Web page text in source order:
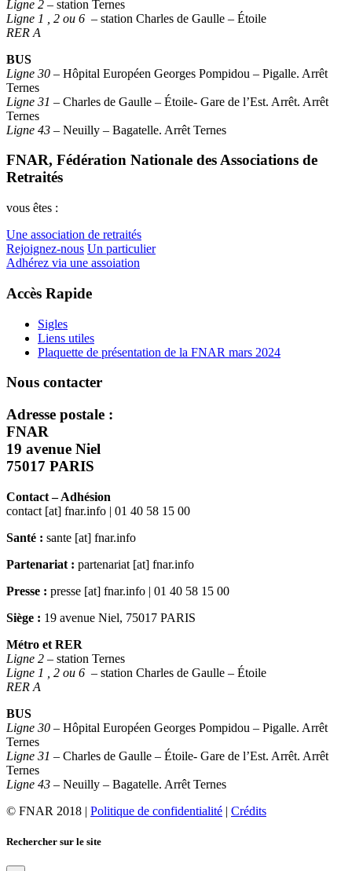
Ligne 2 – station Ternes
Ligne 1 , 2 ou 6 – station Charles de Gaulle – Étoile
RER A
BUS
Ligne 30 – Hôpital Européen Georges Pompidou – Pigalle. Arrêt
Ternes
Ligne 31 – Charles de Gaulle – Étoile- Gare de l’Est. Arrêt. Arrêt
Ternes
Ligne 43 – Neuilly – Bagatelle. Arrêt Ternes
FNAR, Fédération Nationale des Associations de
Retraités
vous êtes :
Une association de retraités
Rejoignez-nous Un particulier
Adhérez via une assoiation
Accès Rapide
Sigles
Liens utiles
Plaquette de présentation de la FNAR mars 2024
Nous contacter
Adresse postale :
FNAR
19 avenue Niel
75017 PARIS
Contact – Adhésion
contact [at] fnar.info | 01 40 58 15 00
Santé : sante [at] fnar.info
Partenariat : partenariat [at] fnar.info
Presse : presse [at] fnar.info | 01 40 58 15 00
Siège : 19 avenue Niel, 75017 PARIS
Métro et RER
Ligne 2 – station Ternes
Ligne 1 , 2 ou 6 – station Charles de Gaulle – Étoile
RER A
BUS
Ligne 30 – Hôpital Européen Georges Pompidou – Pigalle. Arrêt
Ternes
Ligne 31 – Charles de Gaulle – Étoile- Gare de l’Est. Arrêt. Arrêt
Ternes
Ligne 43 – Neuilly – Bagatelle. Arrêt Ternes
© FNAR 2018 | Politique de confidentialité | Crédits
Rechercher sur le site